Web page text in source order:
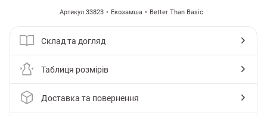
Артикул 33823 Екозамша Better Than Basic
Склад та догляд
Таблиця розмірів
Доставка та повернення